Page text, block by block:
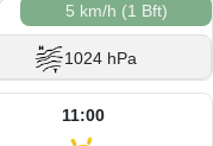
5 km/h (1 Bft)
1024 hPa
11:00